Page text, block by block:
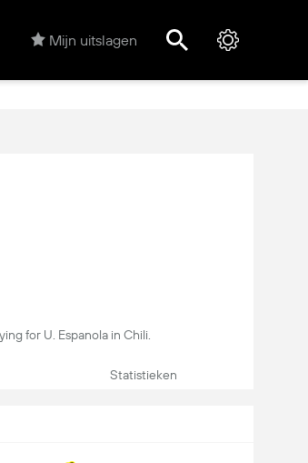
Mijn uitslagen
for U. Espanola in Chili.
Statistieken